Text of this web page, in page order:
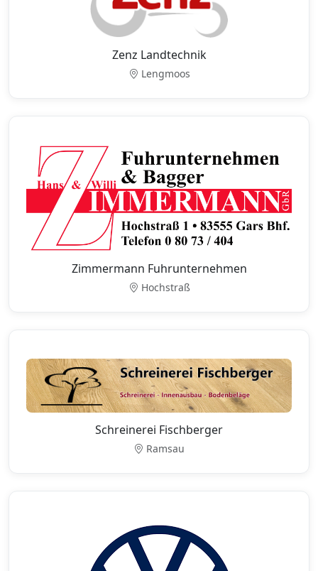
Zenz Landtechnik
Lengmoos
Zimmermann Fuhrunternehmen
Hochstraß
Schreinerei Fischberger
Ramsau